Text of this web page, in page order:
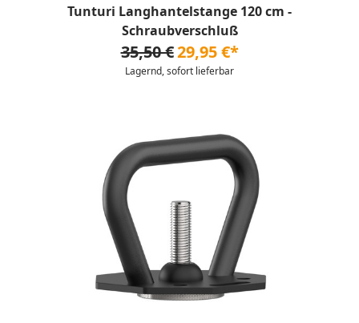
Tunturi Langhantelstange 120 cm -
Schraubverschluß
35,50 €29,95 €*
Lagernd, sofort lieferbar